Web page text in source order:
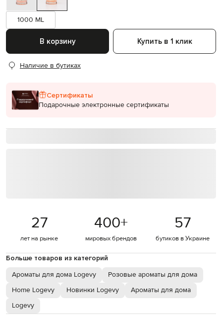
1000 ML
В корзину Купить в 1 клик
Наличие в бутиках
Сертификаты
Подарочные электронные сертификаты
27
лет на рынке
400+
мировых брендов
57
бутиков в Украине
Больше товаров из категорий
Ароматы для дома Logevy
Розовые ароматы для дома
Home Logevy
Новинки Logevy
Ароматы для дома
Logevy